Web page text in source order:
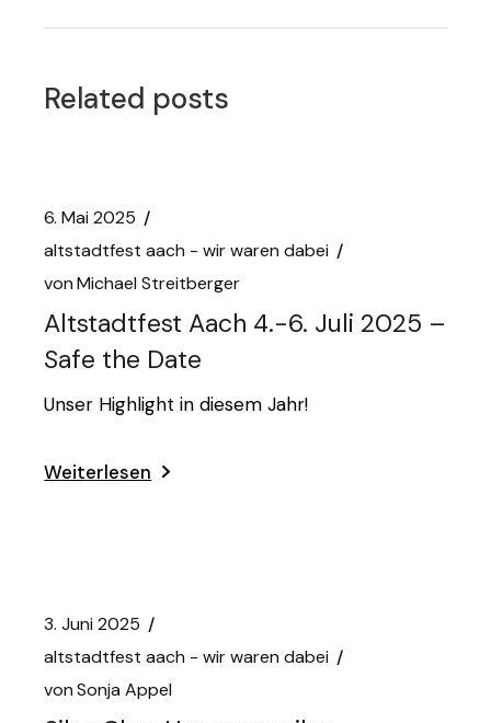
Related posts
6. Mai 2025
altstadtfest aach - wir waren dabei
von Michael Streitberger
Altstadtfest Aach 4.-6. Juli 2025 –
Safe the Date
Unser Highlight in diesem Jahr!
Weiterlesen
3. Juni 2025
altstadtfest aach - wir waren dabei
von Sonja Appel